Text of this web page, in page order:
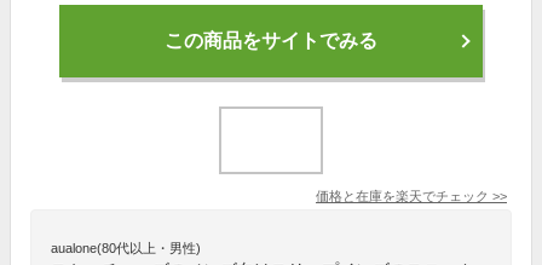
この商品をサイトでみる
価格と在庫を楽天でチェック >>
aualone(80代以上・男性)